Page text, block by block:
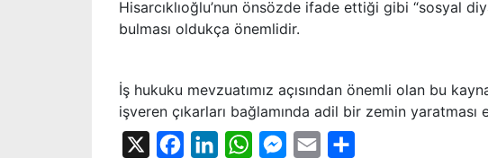
Hisarcıklıoğlu’nun önsözde ifade ettiği gibi “sosyal
bulması oldukça önemlidir.
İş hukuku mevzuatımız açısından önemli olan bu
işveren çıkarları bağlamında adil bir zemin
FacebookLinkedInWhatsAppMessenger
Email